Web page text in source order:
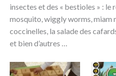
insectes et des « bestioles » : le
mosquito, wiggly worms, miam
coccinelles, la salade des
et bien d’autres …